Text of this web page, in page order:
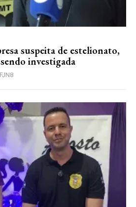
MENSAL
suspeita de estelionato,
investigada